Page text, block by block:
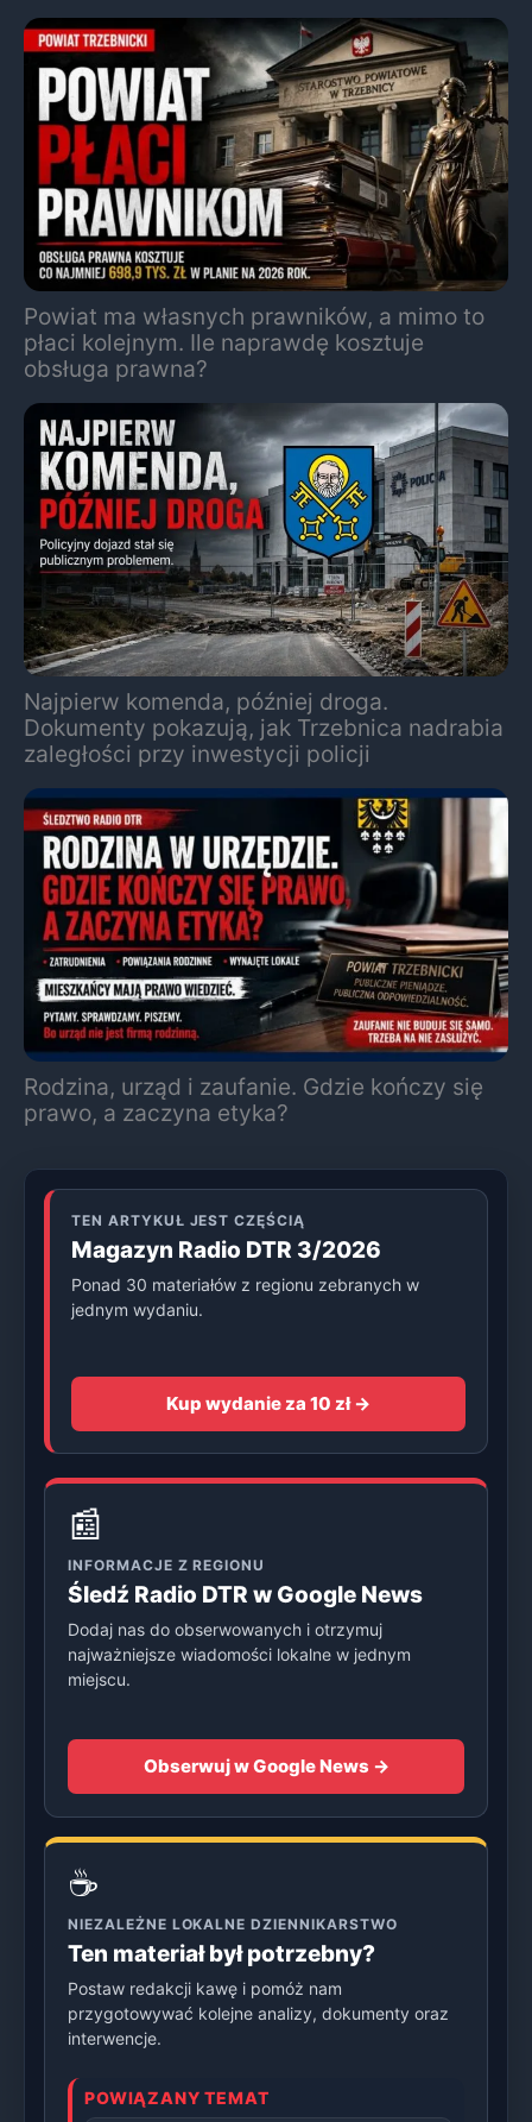
Powiat ma własnych prawników, a mimo to
płaci kolejnym. Ile naprawdę kosztuje
obsługa prawna?
Najpierw komenda, później droga.
Dokumenty pokazują, jak Trzebnica nadrabia
zaległości przy inwestycji policji
Rodzina, urząd i zaufanie. Gdzie kończy się
prawo, a zaczyna etyka?
TEN ARTYKUŁ JEST CZĘŚCIĄ
Magazyn Radio DTR 3/2026
Ponad 30 materiałów z regionu zebranych w
jednym wydaniu.
Kup wydanie za 10 zł →
📰
INFORMACJE Z REGIONU
Śledź Radio DTR w Google News
Dodaj nas do obserwowanych i otrzymuj
najważniejsze wiadomości lokalne w jednym
miejscu.
Obserwuj w Google News →
☕
NIEZALEŻNE LOKALNE DZIENNIKARSTWO
Ten materiał był potrzebny?
Postaw redakcji kawę i pomóż nam
przygotowywać kolejne analizy, dokumenty oraz
interwencje.
POWIĄZANY TEMAT